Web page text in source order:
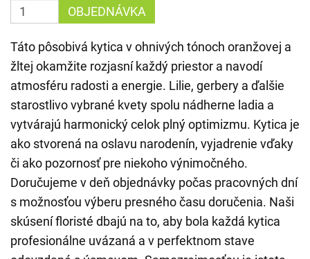
OBJEDNÁVKA
Táto pôsobivá kytica v ohnivých tónoch oranžovej a
žltej okamžite rozjasní každý priestor a navodí
atmosféru radosti a energie. Lilie, gerbery a ďalšie
starostlivo vybrané kvety spolu nádherne ladia a
vytvárajú harmonický celok plný optimizmu. Kytica je
ako stvorená na oslavu narodenín, vyjadrenie vďaky
či ako pozornosť pre niekoho výnimočného.
Doručujeme v deň objednávky počas pracovných dní
s možnosťou výberu presného času doručenia. Naši
skúsení floristé dbajú na to, aby bola každá kytica
profesionálne uvázaná a v perfektnom stave